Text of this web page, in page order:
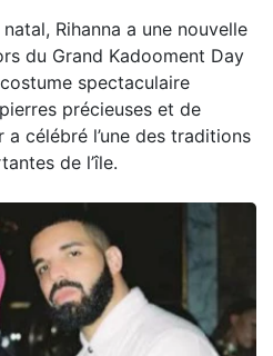
Rihanna a une nouvelle
du Grand Kadooment Day
spectaculaire
précieuses et de
célébré l’une des traditions
de l’île.